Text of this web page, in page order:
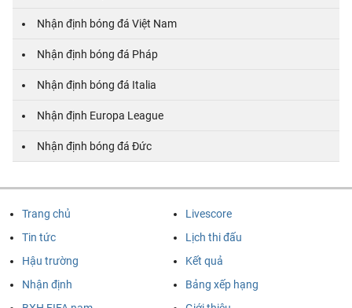
Nhận định bóng đá Việt Nam
Nhận định bóng đá Pháp
Nhận định bóng đá Italia
Nhận định Europa League
Nhận định bóng đá Đức
Trang chủ
Tin tức
Hậu trường
Nhận định
Livescore
Lịch thi đấu
Kết quả
Bảng xếp hạng